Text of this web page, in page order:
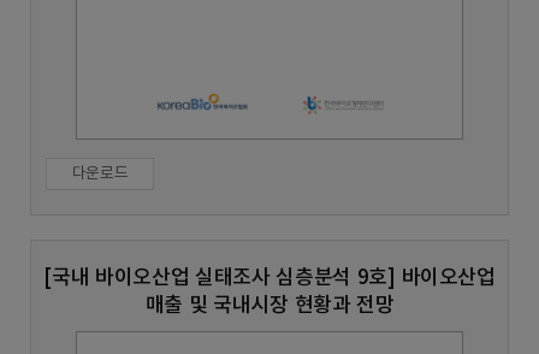
다운로드
[국내 바이오산업 실태조사 심층분석 9호] 바이오산업
매출 및 국내시장 현황과 전망